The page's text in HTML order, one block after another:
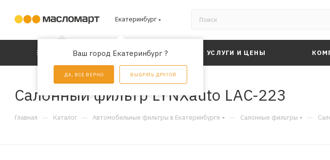
Екатеринбург
Ваш город Екатеринбург ?
ДА, ВСЕ ВЕРНО ВЫБРАТЬ ДРУГОЙ
КАТАЛОГ АКЦИИ УСЛУГИ И ЦЕНЫ
Салонный фильтр LYNXauto LAC-223
Главная — Каталог — Автомобильные фильтры в Екатеринбурге — Салонные фильтры —